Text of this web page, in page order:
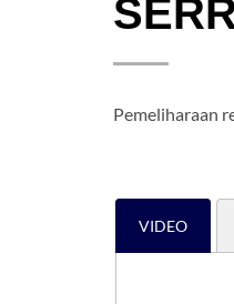
Pemeliharaan
VIDEO